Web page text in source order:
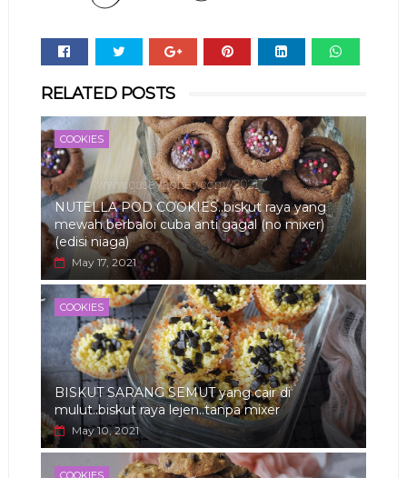
RELATED POSTS
COOKIES
NUTELLA POD COOKIES..biskut raya yang
mewah berbaloi cuba anti gagal (no mixer)
(edisi niaga)
May 17, 2021
COOKIES
BISKUT SARANG SEMUT yang cair di
mulut..biskut raya lejen..tanpa mixer
May 10, 2021
COOKIES